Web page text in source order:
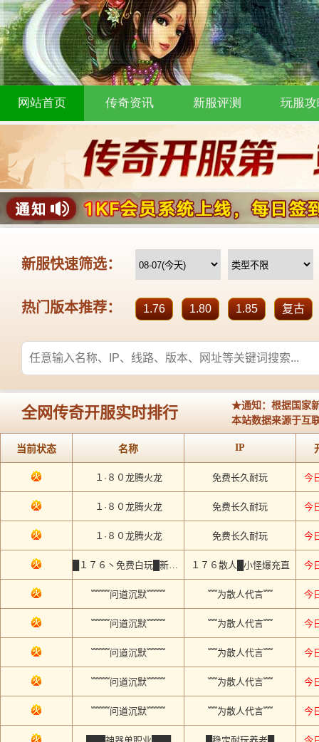
网站首页 传奇资讯 新服评测 玩服